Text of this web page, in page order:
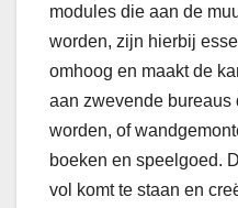
modules die aan de
worden, zijn hierbij
omhoog en maakt de
aan zwevende bureaus
worden, of
boeken en speelgoed.
vol komt te staan en